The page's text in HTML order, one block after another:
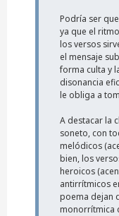
Podría ser
ya que el
los versos
el mensaje
forma culta y
disonancia
le obliga a
A destacar la
soneto, con
melódicos
bien, los
heroicos
antirrítmicos
poema dejan
monorrítmica